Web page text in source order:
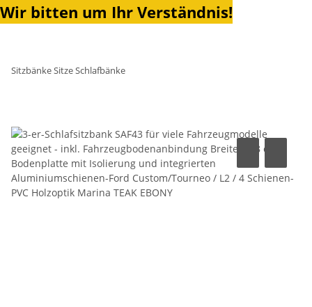
Wir bitten um Ihr Verständnis!
Sitzbänke Sitze Schlafbänke